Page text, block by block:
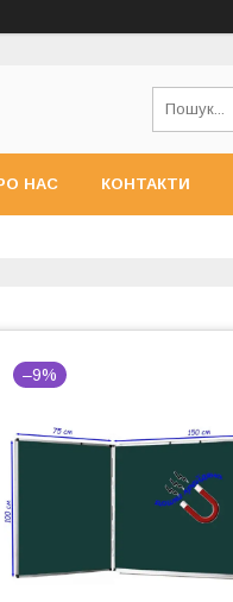
НАС КОНТАКТИ
–9%